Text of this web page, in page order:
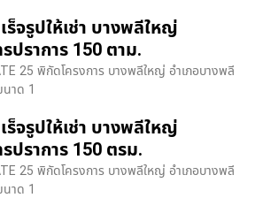
ร็จรูปให้เช่า บางพลีใหญ่
ราการ 150 ตาม.
25 พิกัดโครงการ บางพลีใหญ่ อำเภอบางพลี
าด 1
ร็จรูปให้เช่า บางพลีใหญ่
ปราการ 150 ตรม.
25 พิกัดโครงการ บางพลีใหญ่ อำเภอบางพลี
าด 1